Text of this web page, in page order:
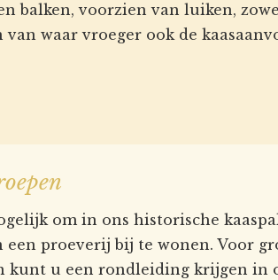
balken, voorzien van luiken,
van waar vroeger ook de
om in ons historische
een proeverij bij te wonen. Voor
kunt u een rondleiding krijgen in